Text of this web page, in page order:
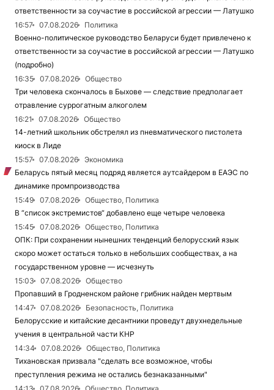
ответственности за соучастие в российской агрессии — Латушко
16:57
07.08.2026
Политика
Военно-политическое руководство Беларуси будет привлечено к
ответственности за соучастие в российской агрессии — Латушко
(подробно)
16:35
07.08.2026
Общество
Три человека скончалось в Быхове — следствие предполагает
отравление суррогатным алкоголем
16:21
07.08.2026
Общество
14-летний школьник обстрелял из пневматического пистолета
киоск в Лиде
15:57
07.08.2026
Экономика
Беларусь пятый месяц подряд является аутсайдером в ЕАЭС по
динамике промпроизводства
15:49
07.08.2026
Общество, Политика
В “список экстремистов“ добавлено еще четыре человека
15:45
07.08.2026
Общество, Политика
ОПК: При сохранении нынешних тенденций белорусский язык
скоро может остаться только в небольших сообществах, а на
государственном уровне — исчезнуть
15:03
07.08.2026
Общество
Пропавший в Гродненском районе грибник найден мертвым
14:47
07.08.2026
Безопасность, Политика
Белорусские и китайские десантники проведут двухнедельные
учения в центральной части КНР
14:34
07.08.2026
Общество, Политика
Тихановская призвала "сделать все возможное, чтобы
преступления режима не остались безнаказанными"